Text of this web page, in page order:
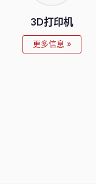
3D打印机
更多信息 »